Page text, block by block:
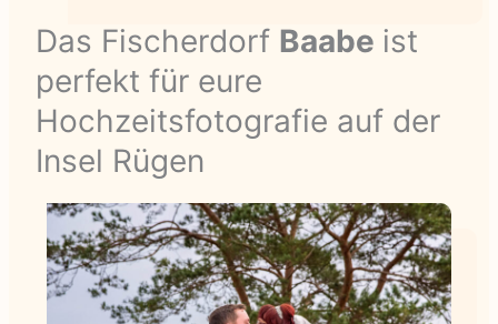
Das Fischerdorf Baabe ist
perfekt für eure
Hochzeitsfotografie auf der
Insel Rügen